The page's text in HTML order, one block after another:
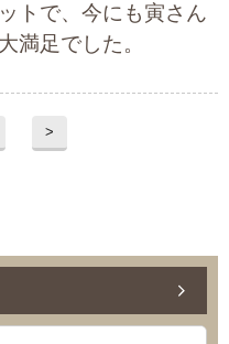
トで、今にも寅さん
満足でした。
>
問い合わせ